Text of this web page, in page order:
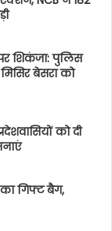
शिकंजा: पुलिस
मिसिर बेसरा को
को दी
गिफ्ट बैग,